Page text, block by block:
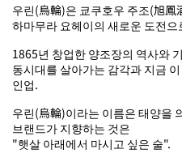
우린(烏輪)은 쿄쿠호우 주조(旭鳳
하마무라 요헤이의 새로운 도전
1865년 창업한 양조장의 역사와
동시대를 살아가는 감각과 지금
인업.
우린(烏輪)이라는 이름은 태양을
브랜드가 지향하는 것은
"햇살 아래에서 마시고 싶은 술".